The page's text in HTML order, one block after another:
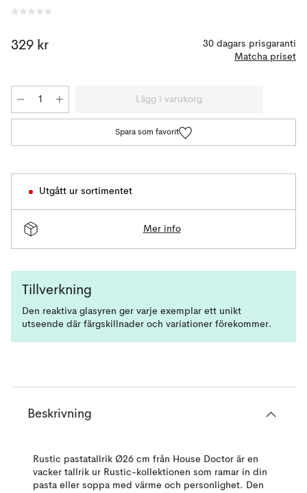
329 kr
30 dagars prisgaranti
Matcha priset
Lägg i varukorg
Spara som favorit
Utgått ur sortimentet
Mer info
Tillverkning
Den reaktiva glasyren ger varje exemplar ett unikt
utseende där färgskillnader och variationer förekommer.
Beskrivning
Rustic pastatallrik Ø26 cm från House Doctor är en
vacker tallrik ur Rustic-kollektionen som ramar in din
pasta eller soppa med värme och personlighet. Den